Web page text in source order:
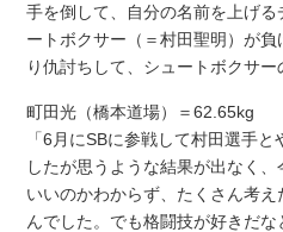
手を倒して、自分の名前を上げる
ートボクサー（＝村田聖明）が
り仇討ちして、シュートボクサー
町田光（橋本道場）＝62.65kg
「6月にSBに参戦して村田選手
したが思うような結果が出なく
いいのかわからず、たくさん考
んでした。でも格闘技が好きだ